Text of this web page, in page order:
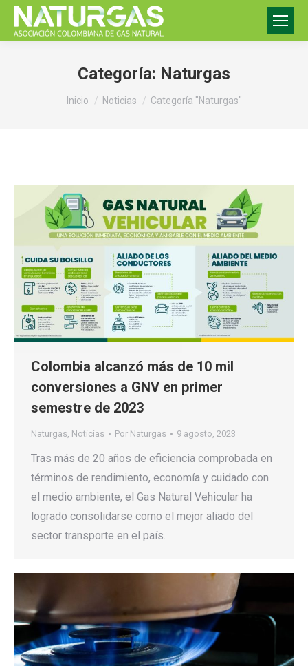
Categoría: Naturgas
Estás aquí:
Inicio Noticias Categoría "Naturgas"
Colombia alcanzó más de 10 mil
conversiones a GNV en primer
semestre de 2023
Naturgas, Noticias Por Naturgas 9 agosto, 2023
Tras más de 20 años de eficiencia comprobada en
términos de rendimiento, economía y cuidado con
el medio ambiente, el Gas Natural Vehicular ha
logrado consolidarse como el mejor aliado del
sector transporte en el país.